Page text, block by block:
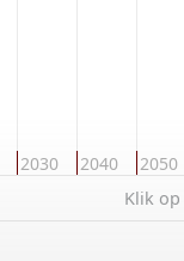
2030 2040 2050
Klik